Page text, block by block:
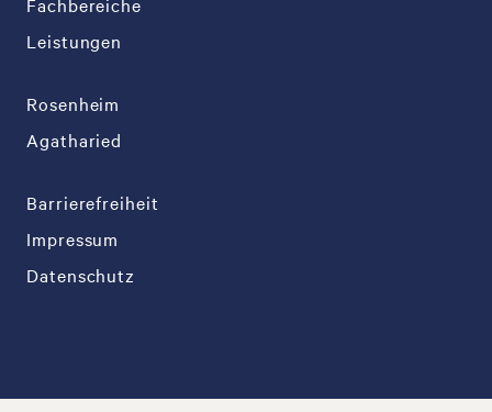
Leistungen
Rosenheim
Agatharied
Barrierefreiheit
Impressum
Datenschutz